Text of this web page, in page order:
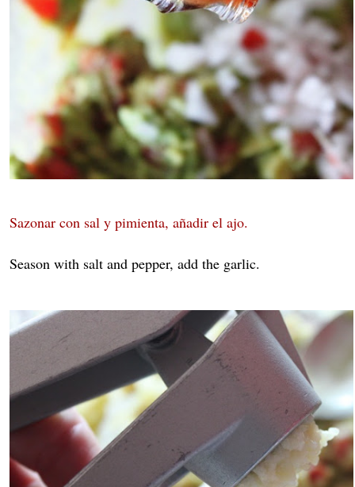
Sazonar con sal y pimienta, añadir el ajo.
Season with salt and pepper, add the garlic.